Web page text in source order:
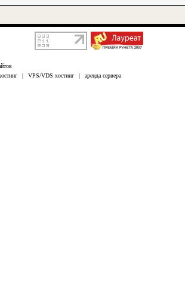
| VPS/VDS хостинг | аренда сервера